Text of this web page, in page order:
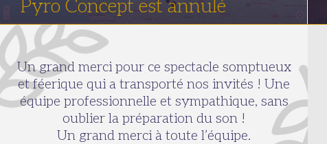
Pyro Concept est annulé
Un grand merci pour ce spectacle somptueux
et féerique qui a transporté nos invités ! Une
équipe professionnelle et sympathique, sans
oublier la préparation du son !
Un grand merci à toute l’équipe.